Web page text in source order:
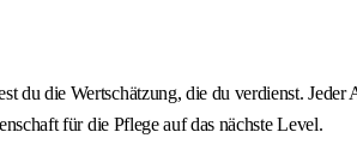
die Wertschätzung, die du verdienst.
für die Pflege auf das nächste Level.